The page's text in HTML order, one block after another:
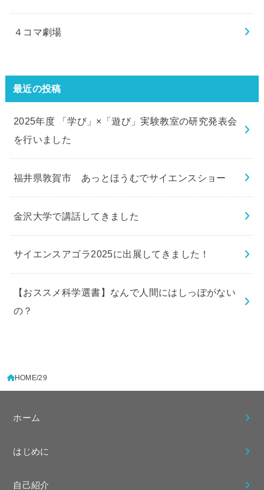
４コマ劇場
最近の投稿
2025年度 「学び」×「遊び」実験教室の研究発表会
を行いました
福井県敦賀市 あっとほうむでサイエンスショー
金沢大学で講話してきました
サイエンスアゴラ2025に出展してきました！
【おススメ科学選書】なんで人間にはしっぽがない
の？
HOME 29
ホーム
はじめに
自己紹介